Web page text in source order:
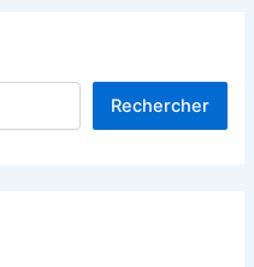
Rechercher